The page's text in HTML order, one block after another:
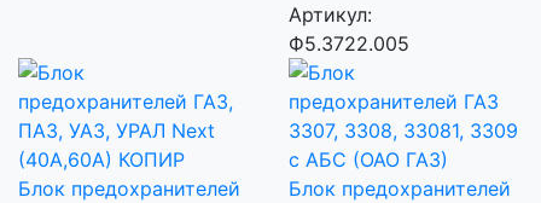
Артикул:
Ф5.3722.005
Блок предохранителей
Блок предохранителей